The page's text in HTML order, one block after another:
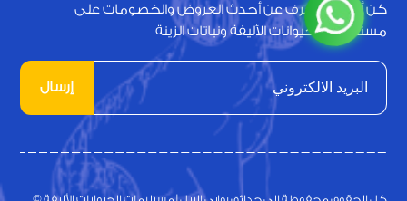
كن أول من يعرف عن أحدث العروض والخصومات على
مستلزمات الحيوانات الأليفة ونباتات الزينة
إرسال